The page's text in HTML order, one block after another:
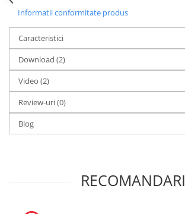
Informatii conformitate produs
Caracteristici
Download (2)
Video (2)
Review-uri(0)
Blog
RECOMANDARI